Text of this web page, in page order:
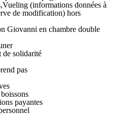
(informations données à
de modification) hors
Giovanni en chambre double
de solidarité
pas
payantes